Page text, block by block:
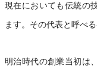
現在においても伝統の
ます。その代表と呼べ
明治時代の創業当初は